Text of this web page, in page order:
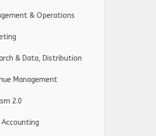
& Operations
& Data, Distribution
Management
2.0